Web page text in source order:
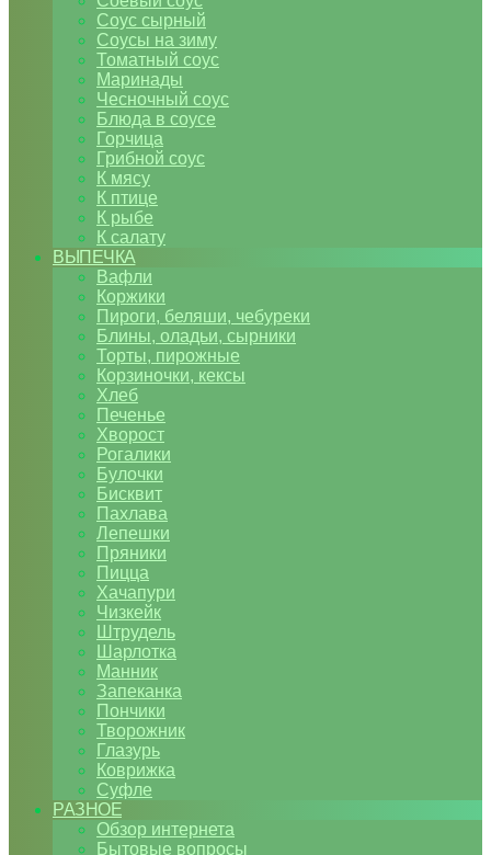
Соус сырный
Соусы на зиму
Томатный соус
Маринады
Чесночный соус
Блюда в соусе
Горчица
Грибной соус
К мясу
К птице
К рыбе
К салату
ВЫПЕЧКА
Вафли
Коржики
Пироги, беляши, чебуреки
Блины, оладьи, сырники
Торты, пирожные
Корзиночки, кексы
Хлеб
Печенье
Хворост
Рогалики
Булочки
Бисквит
Пахлава
Лепешки
Пряники
Пицца
Хачапури
Чизкейк
Штрудель
Шарлотка
Манник
Запеканка
Пончики
Творожник
Глазурь
Коврижка
Суфле
РАЗНОЕ
Обзор интернета
Бытовые вопросы